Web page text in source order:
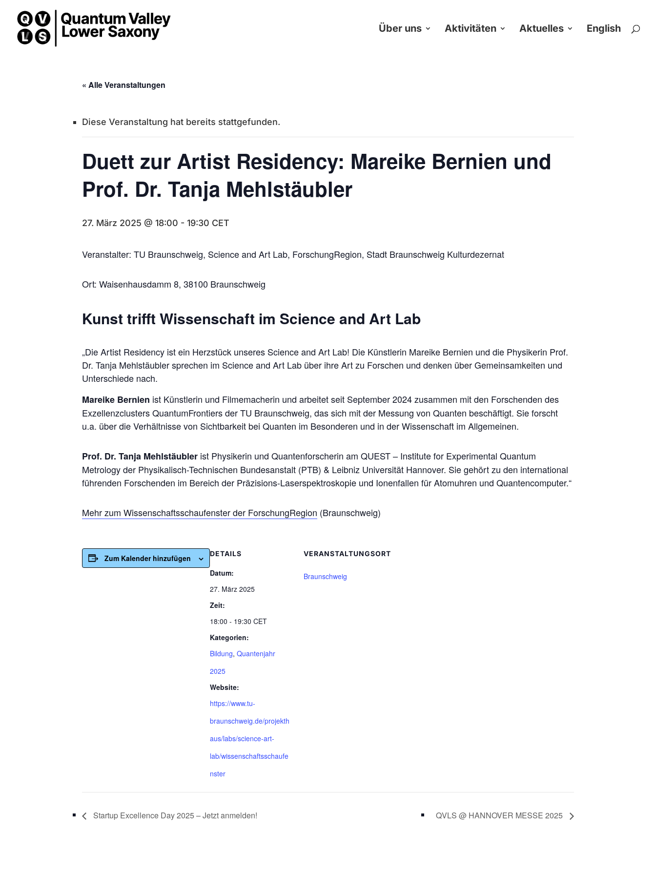
Über uns Aktivitäten Aktuelles English
« Alle Veranstaltungen
Diese Veranstaltung hat bereits stattgefunden.
Duett zur Artist Residency: Mareike Bernien und
Prof. Dr. Tanja Mehlstäubler
27. März 2025 @ 18:00 - 19:30 CET
Veranstalter: TU Braunschweig, Science and Art Lab, ForschungRegion, Stadt Braunschweig Kulturdezernat
Ort: Waisenhausdamm 8, 38100 Braunschweig
Kunst trifft Wissenschaft im Science and Art Lab
„Die Artist Residency ist ein Herzstück unseres Science and Art Lab! Die Künstlerin Mareike Bernien und die Physikerin Prof.
Dr. Tanja Mehlstäubler sprechen im Science and Art Lab über ihre Art zu Forschen und denken über Gemeinsamkeiten und
Unterschiede nach.
Mareike Bernien ist Künstlerin und Filmemacherin und arbeitet seit September 2024 zusammen mit den Forschenden des
Exzellenzclusters QuantumFrontiers der TU Braunschweig, das sich mit der Messung von Quanten beschäftigt. Sie forscht
u.a. über die Verhältnisse von Sichtbarkeit bei Quanten im Besonderen und in der Wissenschaft im Allgemeinen.
Prof. Dr. Tanja Mehlstäubler ist Physikerin und Quantenforscherin am QUEST – Institute for Experimental Quantum
Metrology der Physikalisch-Technischen Bundesanstalt (PTB) & Leibniz Universität Hannover. Sie gehört zu den international
führenden Forschenden im Bereich der Präzisions-Laserspektroskopie und Ionenfallen für Atomuhren und Quantencomputer.“
Mehr zum Wissenschaftsschaufenster der ForschungRegion (Braunschweig)
Zum Kalender hinzufügen DETAILS
Datum:
27. März 2025
Zeit:
18:00 - 19:30 CET
Kategorien:
Bildung, Quantenjahr
2025
Website:
https://www.tu-
braunschweig.de/projekth
aus/labs/science-art-
lab/wissenschaftsschaufe
nster
VERANSTALTUNGSORT
Braunschweig
Startup Excellence Day 2025 – Jetzt anmelden! QVLS @ HANNOVER MESSE 2025